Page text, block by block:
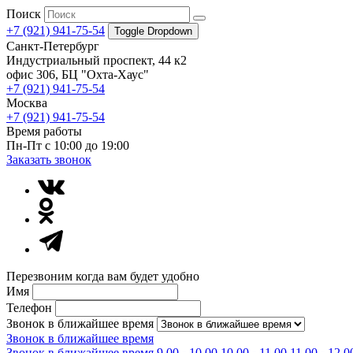
Поиск
+7 (921) 941-75-54
Toggle Dropdown
Санкт-Петербург
Индустриальный проспект, 44 к2
офис 306, БЦ "Охта-Хаус"
+7 (921) 941-75-54
Москва
+7 (921) 941-75-54
Время работы
Пн-Пт с 10:00 до 19:00
Заказать звонок
Перезвоним когда вам будет удобно
Имя
Телефон
Звонок в ближайшее время
Звонок в ближайшее время